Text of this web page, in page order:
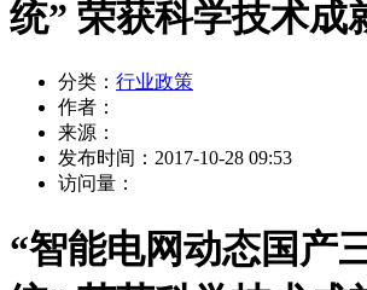
统” 荣获科学技术成
分类： 行业政策
作者：
来源：
发布时间： 2017-10-28 09:53
访问量：
“智能电网动态国产